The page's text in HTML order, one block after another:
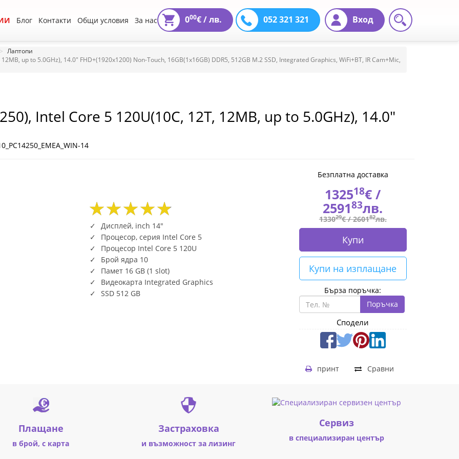
Блог Контакти Общи условия За нас Вход
052 321 321
000€ /лв.
Лаптопи
up to 5.0GHz), 14.0" FHD+(1920x1200) Non-Touch, 16GB(1x16GB) DDR5, 512GB M.2 SSD, Integrated Graphics, WiFi+BT, IR Cam+Mic,
Intel Core 5 120U(10C, 12T, 12MB, up to 5.0GHz), 14.0"
16GB(1x16GB) DDR5, 512GB M.2 SSD, Integrated
BG Backlit KBD, FPR, Win11Pro, 3Y ProSupport
14
Дисплей, inch 14"
Процесор, серия Intel Core 5
Процесор Intel Core 5 120U
Брой ядра 10
Памет 16 GB (1 slot)
Видеокарта Integrated Graphics
SSD 512 GB
Безплатна доставка
132518€ /
259183лв.
133029€ /260182лв.
Купи
Купи на изплащане
Бърза поръчка:
Поръчка
Сподели
Сравни
принт
Плащане
в брой, с карта
Застраховка
и възможност за лизинг
Cервиз
в специализиран център